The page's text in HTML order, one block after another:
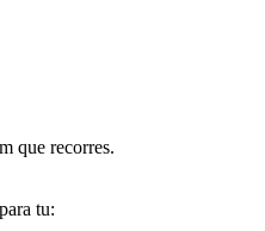
que recorres.
tu: